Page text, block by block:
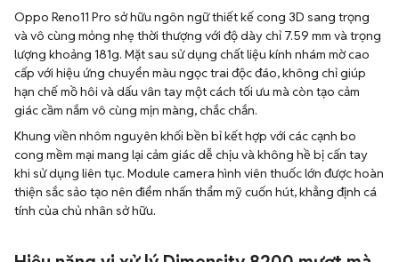
Oppo Reno11 Pro sở hữu ngôn ngữ thiết kế cong 3D sang trọng
và vô cùng mỏng nhẹ thời thượng với độ dày chỉ 7.59 mm và trọng
lượng khoảng 181g. Mặt sau sử dụng chất liệu kính nhám mờ cao
cấp với hiệu ứng chuyển màu ngọc trai độc đáo, không chỉ giúp
hạn chế mồ hôi và dấu vân tay một cách tối ưu mà còn tạo cảm
giác cầm nắm vô cùng mịn màng, chắc chắn.
Khung viền nhôm nguyên khối bền bỉ kết hợp với các cạnh bo
cong mềm mại mang lại cảm giác dễ chịu và không hề bị cấn tay
khi sử dụng liên tục. Module camera hình viên thuốc lớn được hoàn
thiện sắc sảo tạo nên điểm nhấn thẩm mỹ cuốn hút, khẳng định cá
tính của chủ nhân sở hữu.